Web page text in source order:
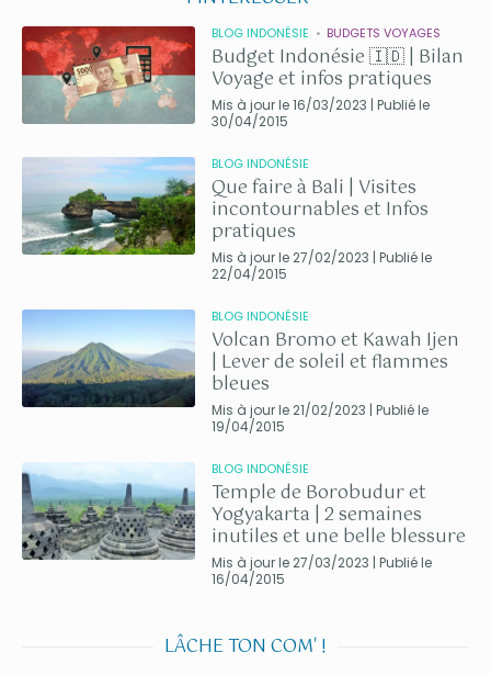
BLOG INDONÉSIE BUDGETS VOYAGES
Budget Indonésie 🇮🇩 | Bilan
Voyage et infos pratiques
Mis à jour le 16/03/2023 | Publié le
30/04/2015
BLOG INDONÉSIE
Que faire à Bali | Visites
incontournables et Infos
pratiques
Mis à jour le 27/02/2023 | Publié le
22/04/2015
BLOG INDONÉSIE
Volcan Bromo et Kawah Ijen
| Lever de soleil et flammes
bleues
Mis à jour le 21/02/2023 | Publié le
19/04/2015
BLOG INDONÉSIE
Temple de Borobudur et
Yogyakarta | 2 semaines
inutiles et une belle blessure
Mis à jour le 27/03/2023 | Publié le
16/04/2015
LÂCHE TON COM' !